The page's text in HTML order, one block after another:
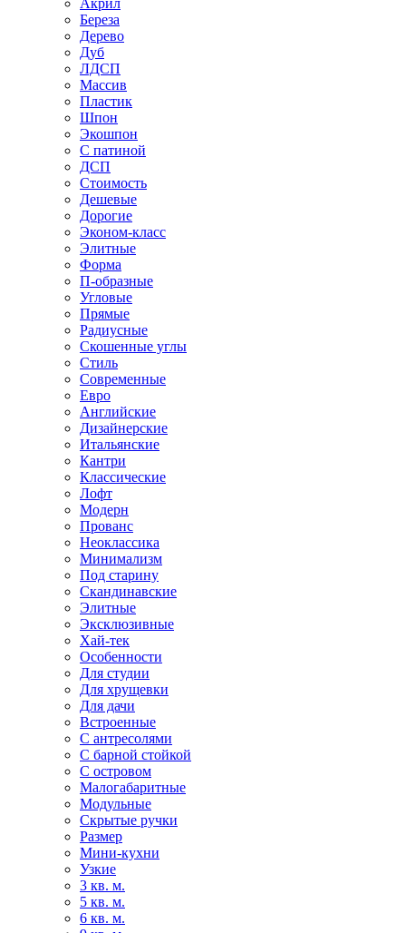
Акрил
Береза
Дерево
Дуб
ЛДСП
Массив
Пластик
Шпон
Экошпон
С патиной
ДСП
Стоимость
Дешевые
Дорогие
Эконом-класс
Элитные
Форма
П-образные
Угловые
Прямые
Радиусные
Скошенные углы
Стиль
Современные
Евро
Английские
Дизайнерские
Итальянские
Кантри
Классические
Лофт
Модерн
Прованс
Неоклассика
Минимализм
Под старину
Скандинавские
Элитные
Эксклюзивные
Хай-тек
Особенности
Для студии
Для хрущевки
Для дачи
Встроенные
С антресолями
С барной стойкой
С островом
Малогабаритные
Модульные
Скрытые ручки
Размер
Мини-кухни
Узкие
3 кв. м.
5 кв. м.
6 кв. м.